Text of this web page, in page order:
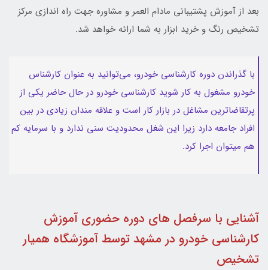
بعد از آموزش پشتیبانی مادام العمر و مشاوره جهت راه اندازی مرکز
تشخیص رنگ و خرید ابزار به شما ارائه خواهد شد.
با گذراندن دوره کارشناسی خودرو، می‌توانید به عنوان کارشناس
خودرو مشغول به کار شوید کارشناسی خودرو در حال حاضر یکی از
پرتقاضاترین مشاغل در بازار کار است و علاقه مندان زیادی در بین
افراد جامعه دارد زیرا این شغل محدودیت سنی ندارد و با سرمایه کم
هم میتوان اجرا کرد.
آشنایی با سرفصل های دوره حضوری آموزش
کارشناسی خودرو در مشهد توسط آموزشگاه همیار
تشخیص